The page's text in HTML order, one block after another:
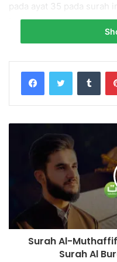
pada ayat 35 pada surah
harta tidak dapat
rendahnya derajat
Reciter/Qari: Hani Ar-Rifa’i
https://
Salurkan infaq terbaik
Bank Syariah Indonesia x
No. Rek.: 85 555 666 89
a.n Yayasan Tadabbur Daily
Konfirmasi & Informasi:
Surah Al-
Surah Al